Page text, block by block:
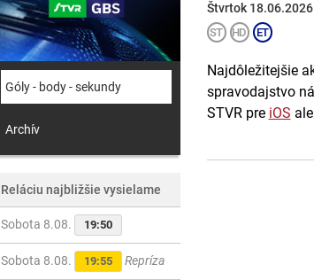
Góly - body - sekundy
Archív
Reláciu najbližšie vysielame
Sobota 8.08. 19:50
Sobota 8.08. 19:55 Repríza
Štvrtok 18.06.2026
Najdôležitejšie
spravodajstvo
STVR pre iOS